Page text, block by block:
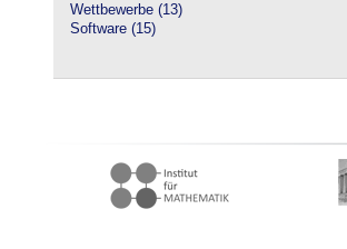
Wettbewerbe (13)
Software (15)